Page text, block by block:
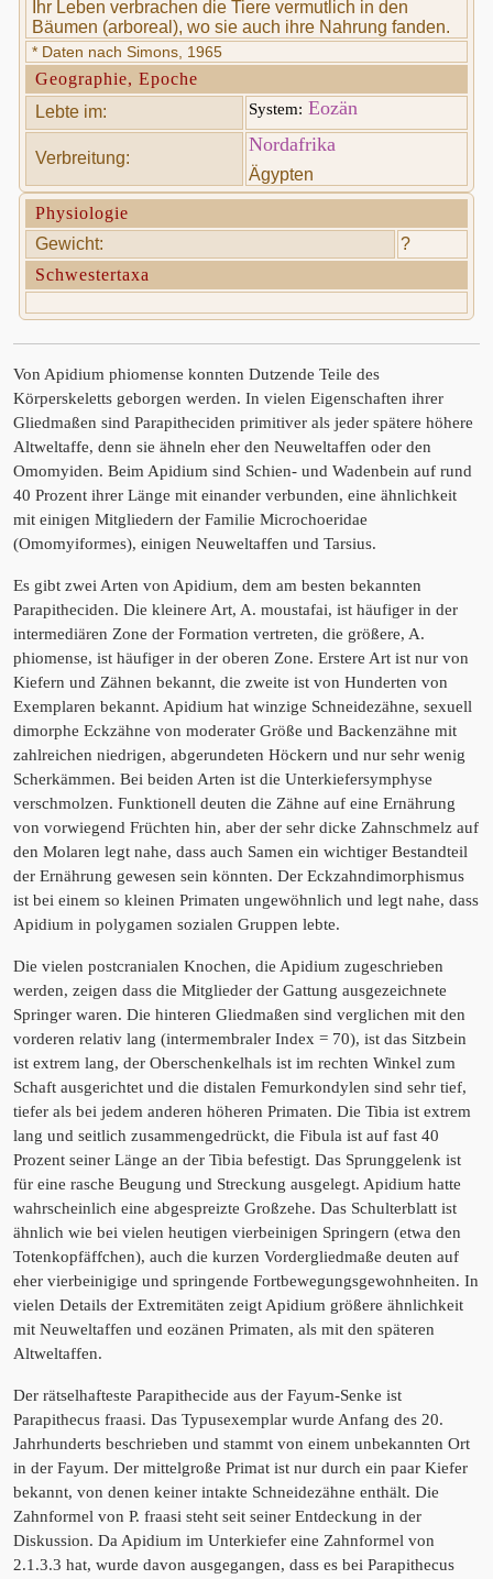
Ihr Leben verbrachen die Tiere vermutlich in den
Bäumen (arboreal), wo sie auch ihre Nahrung fanden.
* Daten nach Simons, 1965
Geographie, Epoche
Lebte im:
System: Eozän
Verbreitung:
Nordafrika
Ägypten
Physiologie
Gewicht:
?
Schwestertaxa
Von Apidium phiomense konnten Dutzende Teile des
Körperskeletts geborgen werden. In vielen Eigenschaften ihrer
Gliedmaßen sind Parapitheciden primitiver als jeder spätere höhere
Altweltaffe, denn sie ähneln eher den Neuweltaffen oder den
Omomyiden. Beim Apidium sind Schien- und Wadenbein auf rund
40 Prozent ihrer Länge mit einander verbunden, eine ähnlichkeit
mit einigen Mitgliedern der Familie Microchoeridae
(Omomyiformes), einigen Neuweltaffen und Tarsius.
Es gibt zwei Arten von Apidium, dem am besten bekannten
Parapitheciden. Die kleinere Art, A. moustafai, ist häufiger in der
intermediären Zone der Formation vertreten, die größere, A.
phiomense, ist häufiger in der oberen Zone. Erstere Art ist nur von
Kiefern und Zähnen bekannt, die zweite ist von Hunderten von
Exemplaren bekannt. Apidium hat winzige Schneidezähne, sexuell
dimorphe Eckzähne von moderater Größe und Backenzähne mit
zahlreichen niedrigen, abgerundeten Höckern und nur sehr wenig
Scherkämmen. Bei beiden Arten ist die Unterkiefersymphyse
verschmolzen. Funktionell deuten die Zähne auf eine Ernährung
von vorwiegend Früchten hin, aber der sehr dicke Zahnschmelz auf
den Molaren legt nahe, dass auch Samen ein wichtiger Bestandteil
der Ernährung gewesen sein könnten. Der Eckzahndimorphismus
ist bei einem so kleinen Primaten ungewöhnlich und legt nahe, dass
Apidium in polygamen sozialen Gruppen lebte.
Die vielen postcranialen Knochen, die Apidium zugeschrieben
werden, zeigen dass die Mitglieder der Gattung ausgezeichnete
Springer waren. Die hinteren Gliedmaßen sind verglichen mit den
vorderen relativ lang (intermembraler Index = 70), ist das Sitzbein
ist extrem lang, der Oberschenkelhals ist im rechten Winkel zum
Schaft ausgerichtet und die distalen Femurkondylen sind sehr tief,
tiefer als bei jedem anderen höheren Primaten. Die Tibia ist extrem
lang und seitlich zusammengedrückt, die Fibula ist auf fast 40
Prozent seiner Länge an der Tibia befestigt. Das Sprunggelenk ist
für eine rasche Beugung und Streckung ausgelegt. Apidium hatte
wahrscheinlich eine abgespreizte Großzehe. Das Schulterblatt ist
ähnlich wie bei vielen heutigen vierbeinigen Springern (etwa den
Totenkopfäffchen), auch die kurzen Vordergliedmaße deuten auf
eher vierbeinigige und springende Fortbewegungsgewohnheiten. In
vielen Details der Extremitäten zeigt Apidium größere ähnlichkeit
mit Neuweltaffen und eozänen Primaten, als mit den späteren
Altweltaffen.
Der rätselhafteste Parapithecide aus der Fayum-Senke ist
Parapithecus fraasi. Das Typusexemplar wurde Anfang des 20.
Jahrhunderts beschrieben und stammt von einem unbekannten Ort
in der Fayum. Der mittelgroße Primat ist nur durch ein paar Kiefer
bekannt, von denen keiner intakte Schneidezähne enthält. Die
Zahnformel von P. fraasi steht seit seiner Entdeckung in der
Diskussion. Da Apidium im Unterkiefer eine Zahnformel von
2.1.3.3 hat, wurde davon ausgegangen, dass es bei Parapithecus